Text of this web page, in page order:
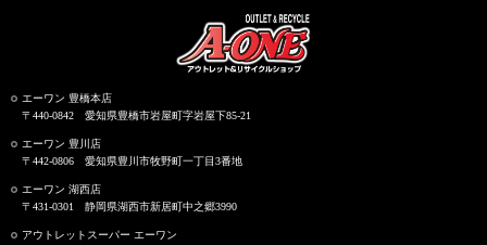
エーワン 豊橋本店
〒440-0842 愛知県豊橋市岩屋町字岩屋下85-21
エーワン 豊川店
〒442-0806 愛知県豊川市牧野町一丁目3番地
エーワン 湖西店
〒431-0301 静岡県湖西市新居町中之郷3990
アウトレットスーパー エーワン